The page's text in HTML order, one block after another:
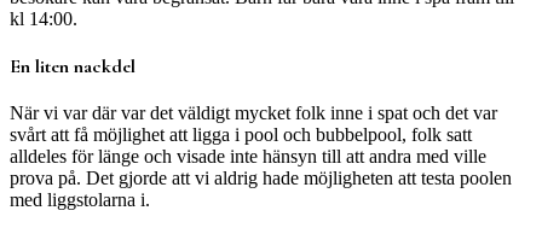
kl 14:00.
En liten nackdel
När vi var där var det väldigt mycket folk inne i spat och det var
svårt att få möjlighet att ligga i pool och bubbelpool, folk satt
alldeles för länge och visade inte hänsyn till att andra med ville
prova på. Det gjorde att vi aldrig hade möjligheten att testa poolen
med liggstolarna i.